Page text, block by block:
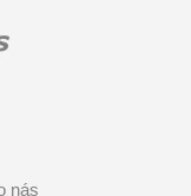
nás